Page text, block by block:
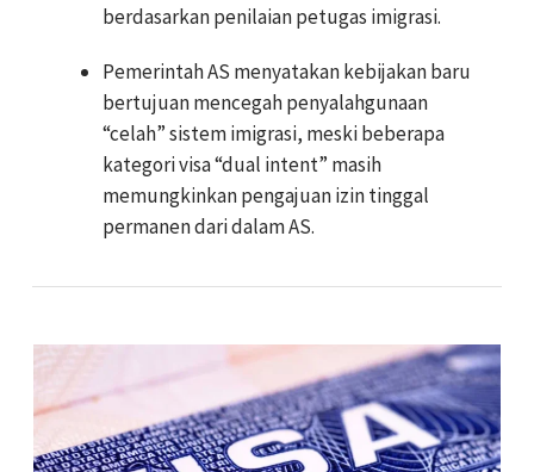
berdasarkan penilaian petugas imigrasi.
Pemerintah AS menyatakan kebijakan baru
bertujuan mencegah penyalahgunaan
“celah” sistem imigrasi, meski beberapa
kategori visa “dual intent” masih
memungkinkan pengajuan izin tinggal
permanen dari dalam AS.